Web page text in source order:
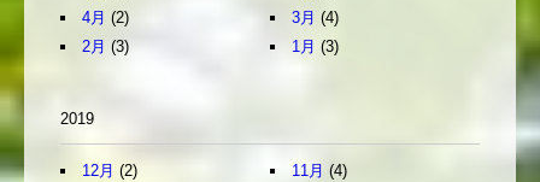
4月 (2) 3月 (4)
2月 (3) 1月 (3)
2019
12月 (2) 11月 (4)